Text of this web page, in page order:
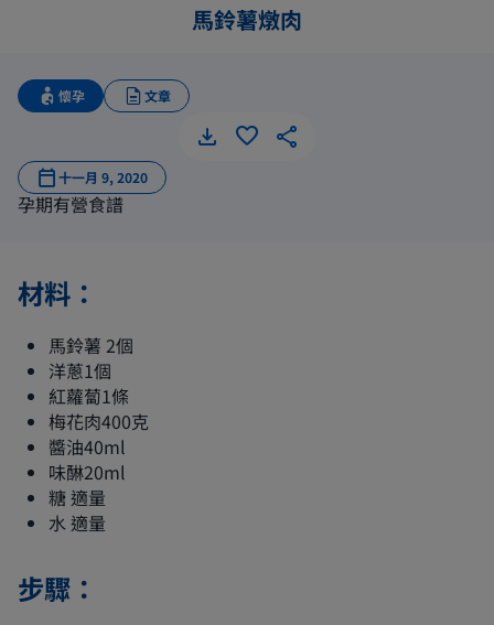
馬鈴薯燉肉
懷孕 文章
十一月 9, 2020
孕期有營食譜
材料：
馬鈴薯 2個
洋蔥1個
紅蘿蔔1條
梅花肉400克
醬油40ml
味醂20ml
糖 適量
水 適量
步驟：